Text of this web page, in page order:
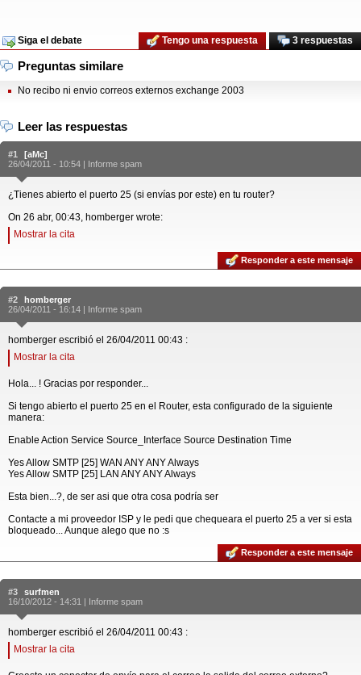
Siga el debate 3 respuestas
Tengo una respuesta
Preguntas similare
No recibo ni envio correos externos exchange 2003
Leer las respuestas
#1
[aMc]
26/04/2011 - 10:54 | Informe spam
¿Tienes abierto el puerto 25 (si envías por este) en tu router?
On 26 abr, 00:43, homberger wrote:
Mostrar la cita
Responder a este mensaje
#2
homberger
26/04/2011 - 16:14 | Informe spam
homberger escribió el 26/04/2011 00:43 :
Mostrar la cita
Hola... ! Gracias por responder...
Si tengo abierto el puerto 25 en el Router, esta configurado de la siguiente
manera:
Enable Action Service Source_Interface Source Destination Time
Yes Allow SMTP [25] WAN ANY ANY Always
Yes Allow SMTP [25] LAN ANY ANY Always
Esta bien...?, de ser asi que otra cosa podría ser
Contacte a mi proveedor ISP y le pedi que chequeara el puerto 25 a ver si esta
bloqueado... Aunque alego que no :s
Responder a este mensaje
#3
surfmen
16/10/2012 - 14:31 | Informe spam
homberger escribió el 26/04/2011 00:43 :
Mostrar la cita